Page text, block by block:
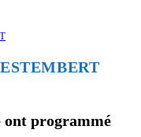
programmé